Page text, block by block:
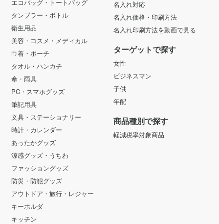
エコバッグ・トートバッグ
タンブラー・ボトル
衛生用品
美容・コスメ・メディカル
巾着・ポーチ
タオル・ハンカチ
傘・雨具
PC・スマホグッズ
筆記用具
文具・ステーショナリー
時計・カレンダー
あったかグッズ
涼感グッズ・うちわ
ファッショングッズ
防災・防犯グッズ
アウトドア・旅行・レジャー
キーホルダ
キッチン
名入れ対応
名入れ価格・印刷方法
名入れ印刷方法を動画で見る
ターゲットで探す
女性
ビジネスマン
子供
年配
商品種別で探す
軽減税率対象商品